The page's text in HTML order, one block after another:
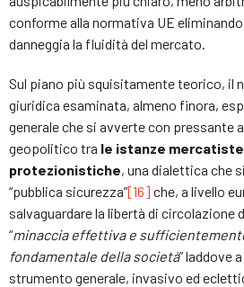
conforme alla normativa UE eliminando
danneggia la fluidità del mercato.
Sul piano più squisitamente teorico, il
giuridica esaminata, almeno finora,
generale che si avverte con pressante
geopolitico tra le istanze
protezionistiche, una dialettica che
“pubblica sicurezza”[16] che, a livello
salvaguardare la libertà di circolazione
“minaccia effettiva e
fondamentale della società” laddove
strumento generale, invasivo ed